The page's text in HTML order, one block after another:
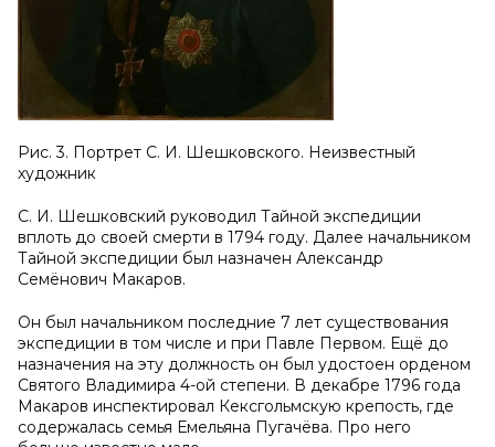
Рис. 3. Портрет С. И. Шешковского. Неизвестный
художник
С. И. Шешковский руководил Тайной экспедиции
вплоть до своей смерти в 1794 году. Далее начальником
Тайной экспедиции был назначен Александр
Семёнович Макаров.
Он был начальником последние 7 лет существования
экспедиции в том числе и при Павле Первом. Ещё до
назначения на эту должность он был удостоен орденом
Святого Владимира 4-ой степени. В декабре 1796 года
Макаров инспектировал Кексгольмскую крепость, где
содержалась семья Емельяна Пугачёва. Про него